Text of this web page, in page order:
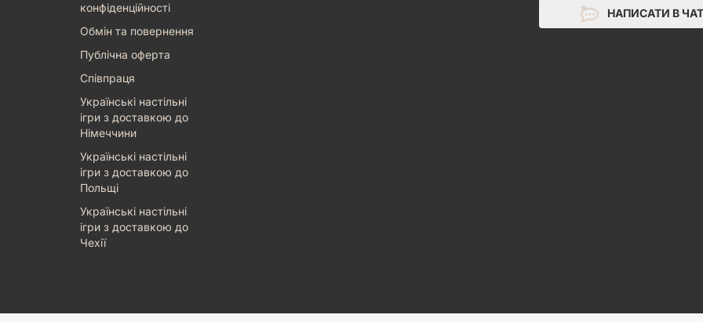
конфіденційності
Обмін та повернення
Публічна оферта
Співпраця
Українські настільні
ігри з доставкою до
Німеччини
Українські настільні
ігри з доставкою до
Польщі
Українські настільні
ігри з доставкою до
Чехії
НАПИСАТИ В ЧАТ